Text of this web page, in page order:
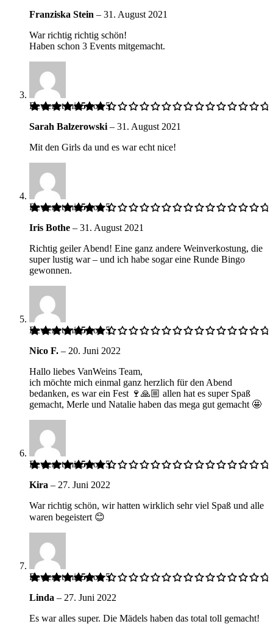
Franziska Stein – 31. August 2021
War richtig richtig schön!
Haben schon 3 Events mitgemacht.
Bewertet mit5von 5
Sarah Balzerowski – 31. August 2021
Mit den Girls da und es war echt nice!
Bewertet mit5von 5
Iris Bothe – 31. August 2021
Richtig geiler Abend! Eine ganz andere Weinverkostung, die
super lustig war – und ich habe sogar eine Runde Bingo
gewonnen.
Bewertet mit5von 5
Nico F. – 20. Juni 2022
Hallo liebes VanWeins Team,
ich möchte mich einmal ganz herzlich für den Abend
bedanken, es war ein Fest 🍷🙏🏼 allen hat es super Spaß
gemacht, Merle und Natalie haben das mega gut gemacht 🤩
Bewertet mit5von 5
Kira – 27. Juni 2022
War richtig schön, wir hatten wirklich sehr viel Spaß und alle
waren begeistert 😊
Bewertet mit5von 5
Linda – 27. Juni 2022
Es war alles super. Die Mädels haben das total toll gemacht!